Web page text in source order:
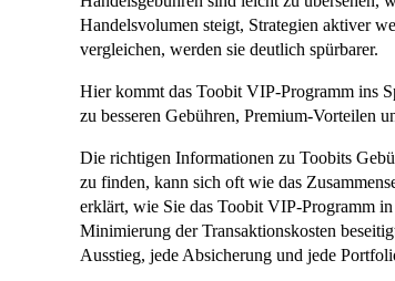
Handelsvolumen steigt, Strategien aktiver
vergleichen, werden sie deutlich spürbarer.
Hier kommt das Toobit VIP-Programm ins
zu besseren Gebühren, Premium-Vorteilen
Die richtigen Informationen zu Toobits
zu finden, kann sich oft wie das
erklärt, wie Sie das Toobit VIP-Programm
Minimierung der Transaktionskosten
Ausstieg, jede Absicherung und jede